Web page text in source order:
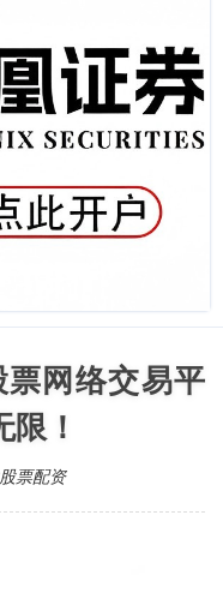
网络交易平
！
票配资